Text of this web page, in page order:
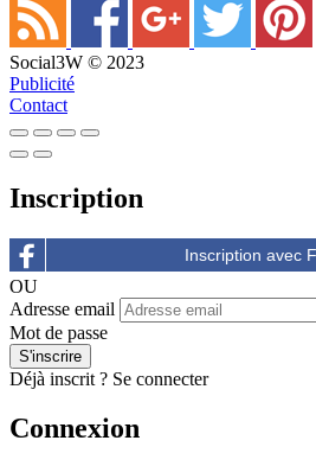
Social3W © 2023
Publicité
Contact
Inscription
OU
Adresse email
Mot de passe
Déjà inscrit ? Se connecter
Connexion